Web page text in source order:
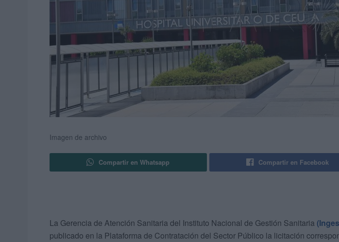
Imagen de archivo
Compartir en Whatsapp Compartir en Facebook
La Gerencia de Atención Sanitaria del Instituto Nacional de Gestión Sanitaria
publicado en la Plataforma de Contratación del Sector Público la licitación